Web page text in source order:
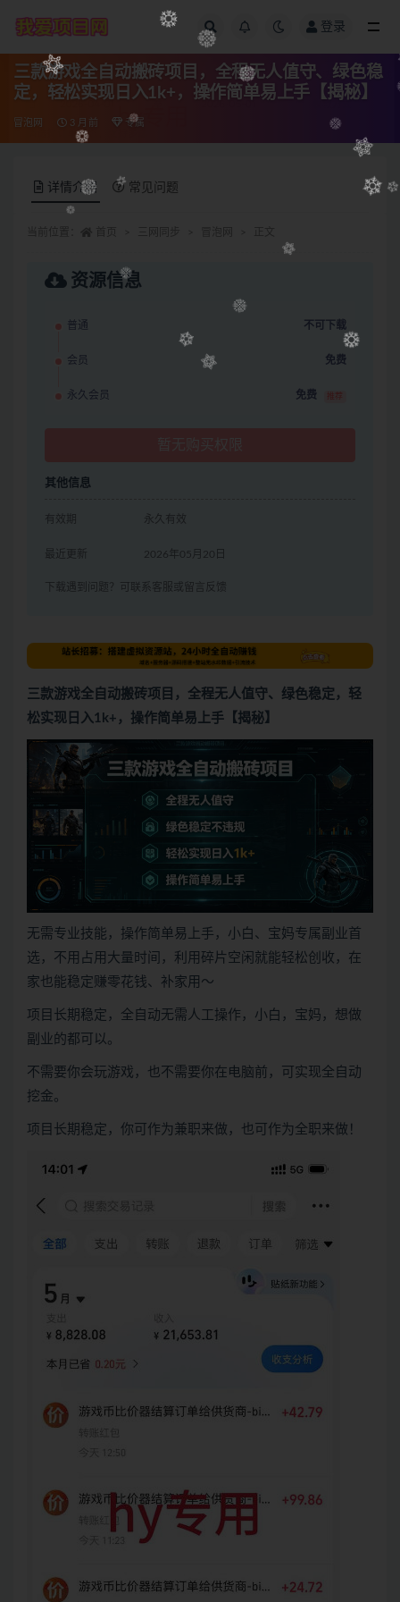
登录
三款游戏全自动搬砖项目，全程无人值守、绿色稳
定，轻松实现日入1k+，操作简单易上手【揭秘】
冒泡网 3 月前 专属
详情介绍 常见问题
资源信息
普通 不可下载
会员 免费
永久会员 免费 推荐
其他信息
有效期 永久有效
最近更新 2026年05月20日
下载遇到问题？可联系客服或留言反馈
三款游戏全自动搬砖项目，全程无人值守、绿色稳定，轻
松实现日入1k+，操作简单易上手【揭秘】
无需专业技能，操作简单易上手，小白、宝妈专属副业首
选，不用占用大量时间，利用碎片空闲就能轻松创收，在
家也能稳定赚零花钱、补家用～
项目长期稳定，全自动无需人工操作，小白，宝妈，想做
副业的都可以。
不需要你会玩游戏，也不需要你在电脑前，可实现全自动
挖金。
项目长期稳定，你可作为兼职来做，也可作为全职来做！